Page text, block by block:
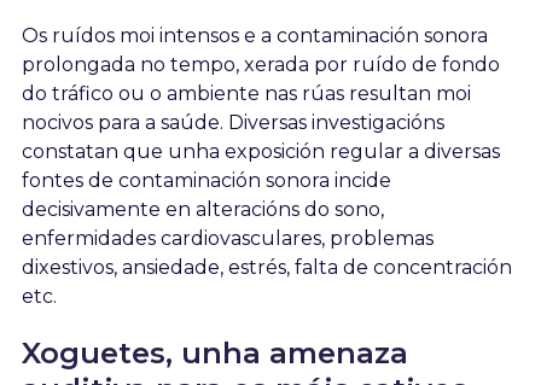
Os ruídos moi intensos e a contaminación sonora
prolongada no tempo, xerada por ruído de fondo
do tráfico ou o ambiente nas rúas resultan moi
nocivos para a saúde. Diversas investigacións
constatan que unha exposición regular a diversas
fontes de contaminación sonora incide
decisivamente en alteracións do sono,
enfermidades cardiovasculares, problemas
dixestivos, ansiedade, estrés, falta de concentración
etc.
Xoguetes, unha amenaza